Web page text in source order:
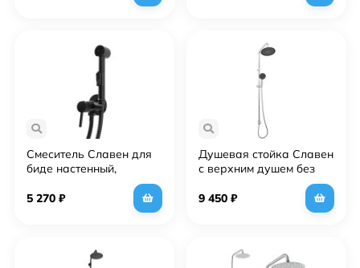
Смеситель Славен для
биде настенный,
однорычажный Город
(СЛ-ОД-Д53)
5 270 ₽
Душевая стойка Славен
с верхним душем без
смесителя (СЛ-ЗП-147)
9 450 ₽